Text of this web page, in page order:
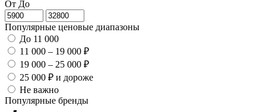
От До
Популярные ценовые диапазоны
До 11 000
11 000 – 19 000 ₽
19 000 – 25 000 ₽
25 000 ₽ и дороже
Не важно
Популярные бренды